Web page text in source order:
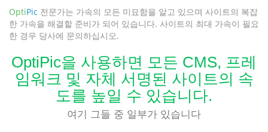
OptiPic 전문가는 가속의 모든 미묘함을 알고 있으며 사이트의 복잡
한 가속을 해결할 준비가 되어 있습니다. 사이트의 최대 가속이 필요
한 경우 당사에 문의하십시오.
OptiPic을 사용하면 모든 CMS, 프레
임워크 및 자체 서명된 사이트의 속
도를 높일 수 있습니다.
여기 그들 중 일부가 있습니다